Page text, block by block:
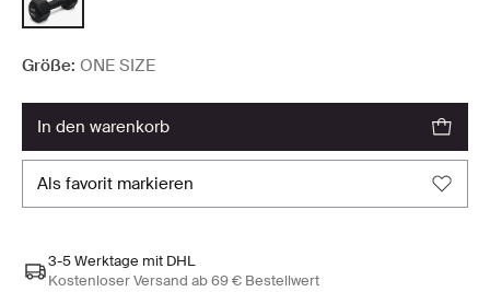
Größe: ONE SIZE
in den warenkorb
als favorit markieren
3-5 Werktage mit DHL
Kostenloser Versand ab 69 € Bestellwert